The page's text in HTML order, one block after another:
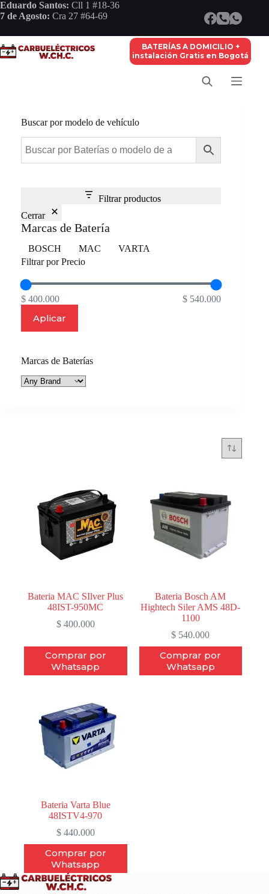
Saltar
al
Eduardo Santos: Cll 1 #18-36
7 de Agosto: Cra 27 #64-69
BATERÍAS A DOMICILIO +
instalación Gratis en Bogotá
Bateria MAC SIlver Plus
48IST-950MC
$400.000
Comprar por
Whatsapp
Bateria Bosch AM
Hightech Siler AMS 48D-
1100
$ 540.000
Comprar por
Whatsapp
Bateria Varta Blue
48ISTV4-970
$440.000
Comprar por
Whatsapp
Buscar por modelo de vehículo
Filtrar productos
Cerrar
Marcas de Batería
Marca
BOSCH MAC
VARTA
Filtrar por Precio
$ 400.000 $ 540.000
Aplicar
Marcas de Baterías